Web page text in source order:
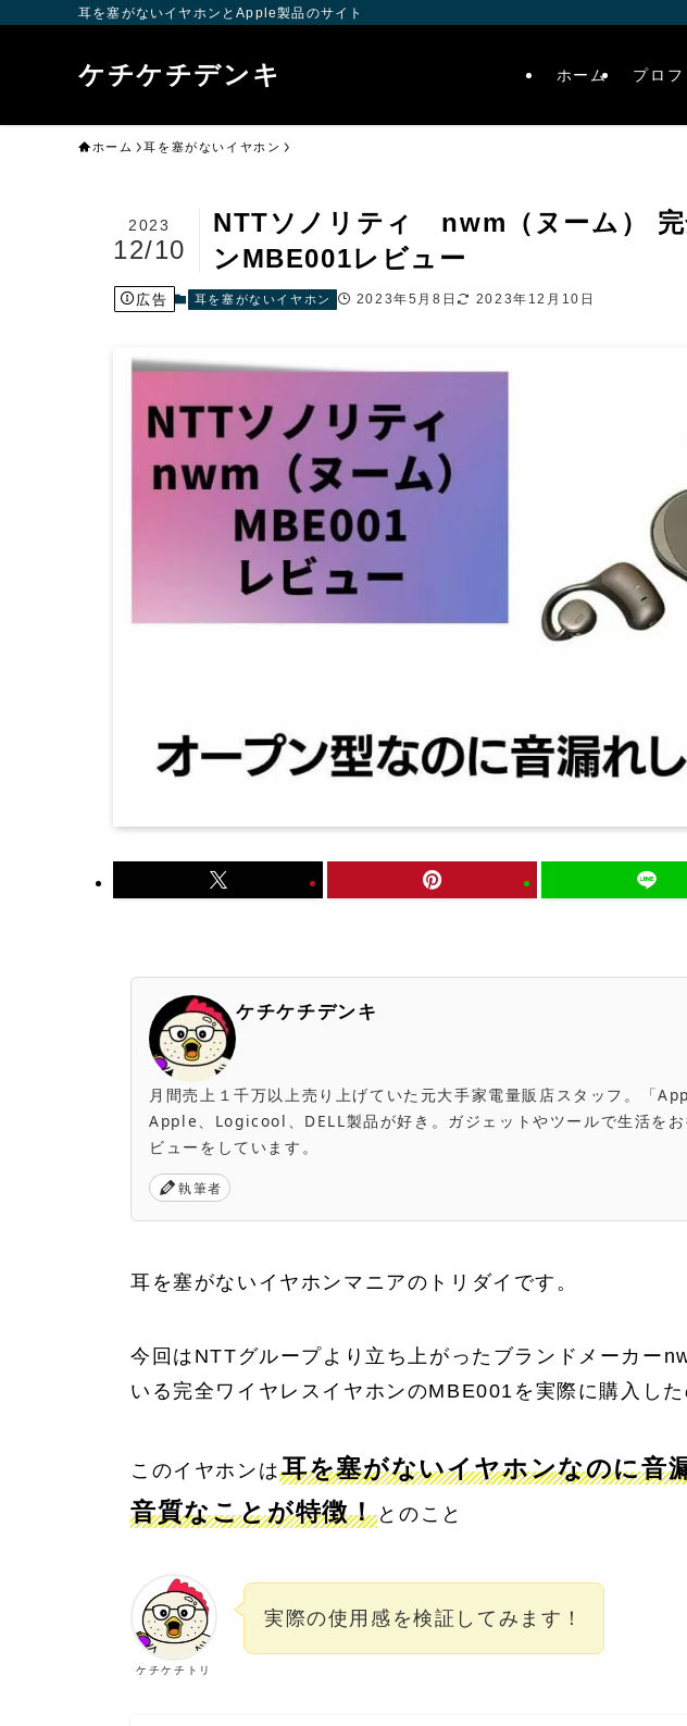
耳を塞がないイヤホンとApple製品のサイト
ケチケチデンキ ホーム プロ
ホーム 耳を塞がないイヤホン
NTTソノリティ nwm（ヌーム） 完
ンMBE001レビュー
2023
12/10
広告 耳を塞がないイヤホン 2023年5月8日 2023年12月10日
ケチケチデンキ
月間売上１千万以上売り上げていた元大手家電量販店スタッフ。「
Apple、Logicool、DELL製品が好き。ガジェットやツールで生活を
ビューをしています。
執筆者
耳を塞がないイヤホンマニアのトリダイです。
今回はNTTグループより立ち上がったブランドメーカー
いる完全ワイヤレスイヤホンのMBE001を実際に購入した
このイヤホンは耳を塞がないイヤホンなのに音
音質なことが特徴！ とのこと
ケチケチトリ
実際の使用感を検証してみます！